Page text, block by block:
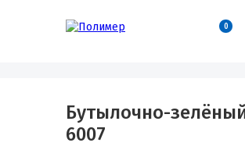
0
Бутылочно-
6007